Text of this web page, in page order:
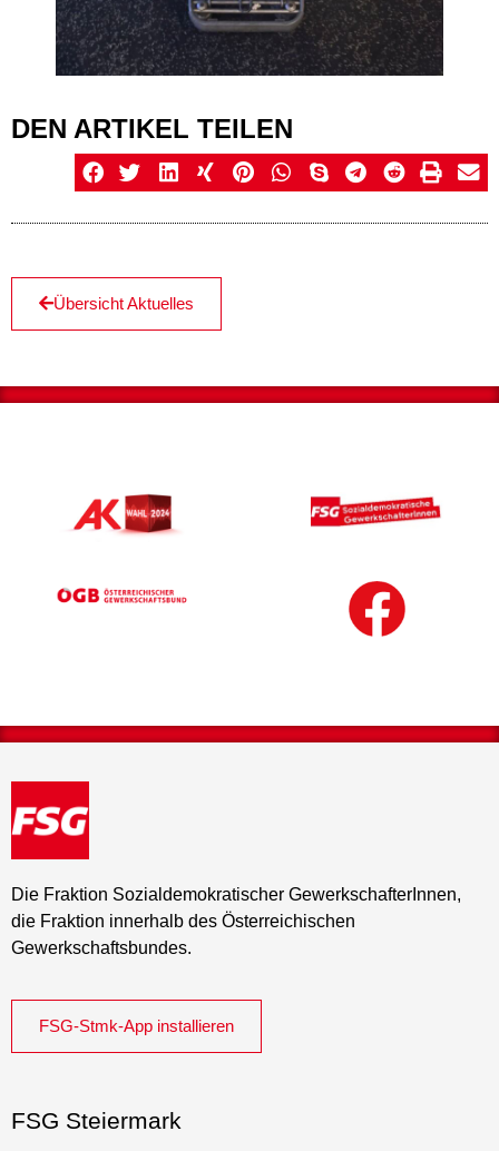
DEN ARTIKEL TEILEN
Übersicht Aktuelles
Die Fraktion Sozialdemokratischer GewerkschafterInnen,
die Fraktion innerhalb des Österreichischen
Gewerkschaftsbundes.
FSG-Stmk-App installieren
FSG Steiermark